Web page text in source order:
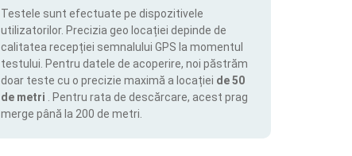
Testele sunt efectuate pe dispozitivele
utilizatorilor. Precizia geo locației depinde de
calitatea recepției semnalului GPS la momentul
testului. Pentru datele de acoperire, noi păstrăm
doar teste cu o precizie maximă a locației de 50
de metri
. Pentru rata de descărcare, acest prag
merge până la 200 de metri.